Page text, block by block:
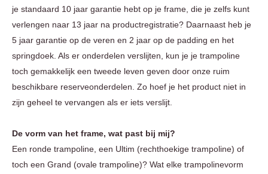
je standaard 10 jaar garantie hebt op je frame, die je zelfs kunt
verlengen naar 13 jaar na productregistratie? Daarnaast heb je
5 jaar garantie op de veren en 2 jaar op de padding en het
springdoek. Als er onderdelen verslijten, kun je je trampoline
toch gemakkelijk een tweede leven geven door onze ruim
beschikbare reserveonderdelen. Zo hoef je het product niet in
zijn geheel te vervangen als er iets verslijt.
De vorm van het frame, wat past bij mij?
Een ronde trampoline, een Ultim (rechthoekige trampoline) of
toch een Grand (ovale trampoline)? Wat elke trampolinevorm